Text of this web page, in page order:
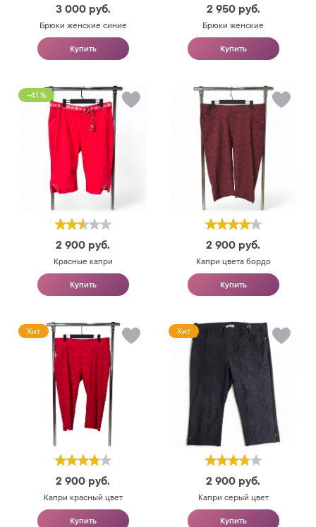
3 000 руб.
Брюки женские синие
Купить
2 950 руб.
Брюки женские
Купить
-41 %
2 900 руб.
Красные капри
Купить
2 900 руб.
Капри цвета бордо
Купить
Хит
2 900 руб.
Капри красный цвет
Купить
Хит
2 900 руб.
Капри серый цвет
Купить